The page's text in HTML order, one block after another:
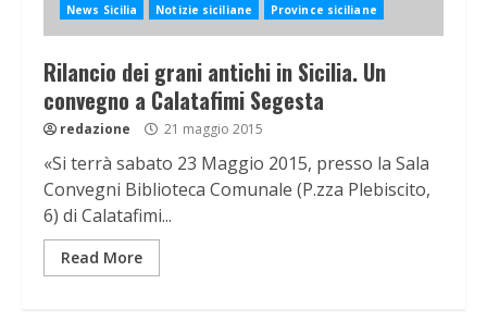
News Sicilia Notizie siciliane Province siciliane
Rilancio dei grani antichi in Sicilia. Un
convegno a Calatafimi Segesta
redazione 21 maggio 2015
«Si terrà sabato 23 Maggio 2015, presso la Sala
Convegni Biblioteca Comunale (P.zza Plebiscito,
6) di Calatafimi...
Read More